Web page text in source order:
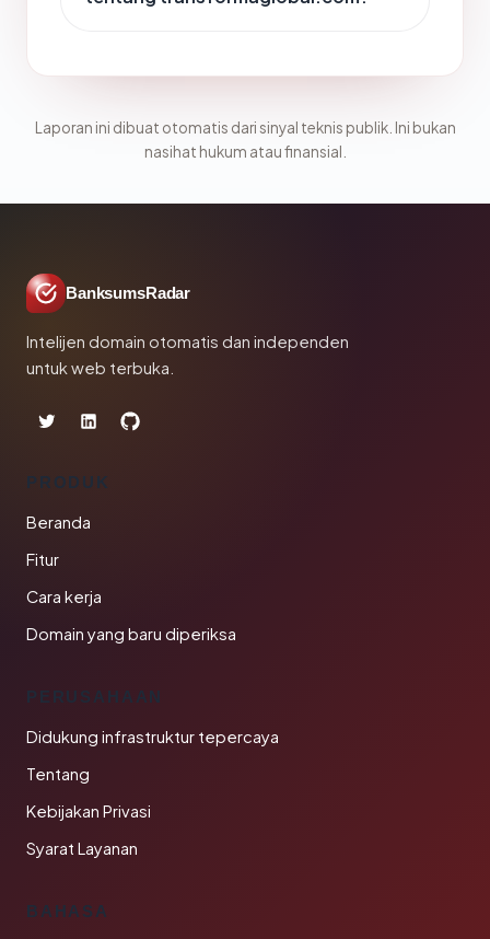
Laporan ini dibuat otomatis dari sinyal teknis publik. Ini bukan
nasihat hukum atau finansial.
BanksumsRadar
Intelijen domain otomatis dan independen
untuk web terbuka.
PRODUK
Beranda
Fitur
Cara kerja
Domain yang baru diperiksa
PERUSAHAAN
Didukung infrastruktur tepercaya
Tentang
Kebijakan Privasi
Syarat Layanan
BAHASA